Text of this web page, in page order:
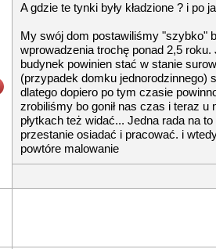
A gdzie te tynki były kładzione ? i po
My swój dom postawiliśmy "szybko"
wprowadzenia trochę ponad 2,5
budynek powinien stać w stanie
(przypadek domku jednorodzinnego)
dlatego dopiero po tym czasie
zrobiliśmy bo gonił nas czas i teraz u
płytkach też widać... Jedna rada na
przestanie osiadać i pracować. i
powtóre malowanie